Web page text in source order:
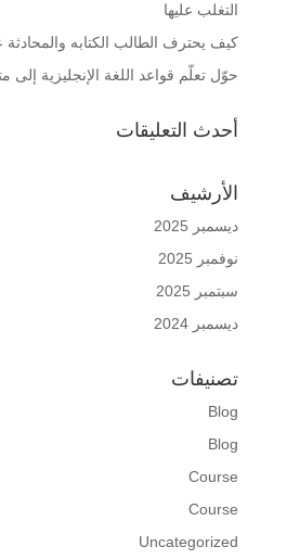
التغلب عليها
كيف يحترف الطالب الكتابه
حوّل تعلّم قواعد اللغة الإنجليزية إلى
أحدث التعليقات
الأرشيف
ديسمبر 2025
نوفمبر 2025
سبتمبر 2025
ديسمبر 2024
تصنيفات
Blog
Blog
Course
Course
Uncategorized